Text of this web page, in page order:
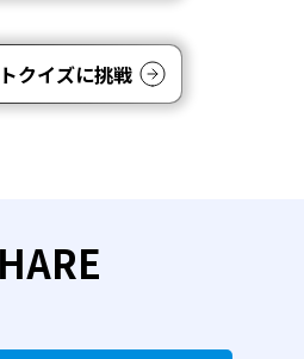
クイズに挑戦